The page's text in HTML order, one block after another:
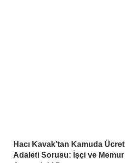
Hacı Kavak’tan Kamuda Ücret
Adaleti Sorusu: İşçi ve Memur